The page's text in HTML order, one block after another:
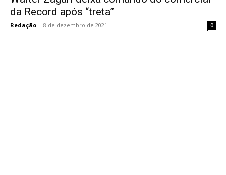
da Record após “treta”
Redação - 8 de dezembro de 2021 0